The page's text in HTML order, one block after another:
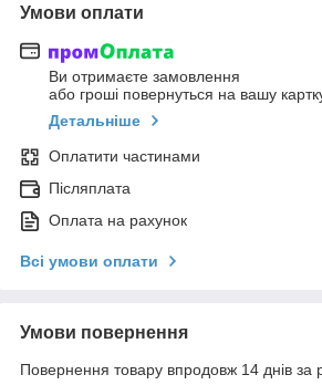
Умови оплати
Ви отримаєте замовлення
або гроші повернуться на вашу
Детальніше
Оплатити частинами
Післяплата
Оплата на рахунок
Всі умови оплати
Умови повернення
Повернення товару впродовж 14 днів за